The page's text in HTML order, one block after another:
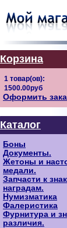
Корзина
Оформить
Каталог
Боны
Документы.
Жетоны и
медали.
Запчасти к
наградам.
Нумизматика
Фалеристика
Фурнитура и
различия.